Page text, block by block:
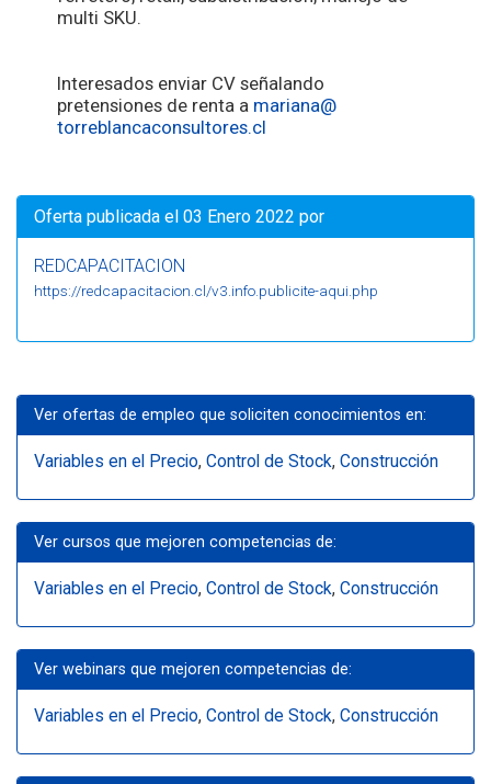
multi SKU.
Interesados enviar CV señalando
pretensiones de renta a mariana@
torreblancaconsultores.cl
Oferta publicada el 03 Enero 2022 por
REDCAPACITACION
https://redcapacitacion.cl/v3.info.publicite-aqui.php
Ver ofertas de empleo que soliciten conocimientos en:
Variables en el Precio, Control de Stock, Construcción
Ver cursos que mejoren competencias de:
Variables en el Precio, Control de Stock, Construcción
Ver webinars que mejoren competencias de:
Variables en el Precio, Control de Stock, Construcción